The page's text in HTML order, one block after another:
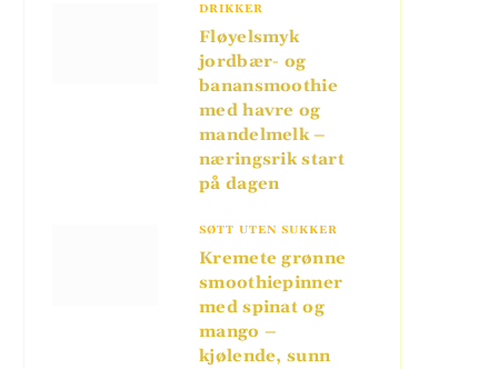
DRIKKER
Fløyelsmyk
jordbær- og
banansmoothie
med havre og
mandelmelk –
næringsrik start
på dagen
SØTT UTEN SUKKER
Kremete grønne
smoothiepinner
med spinat og
mango –
kjølende, sunn